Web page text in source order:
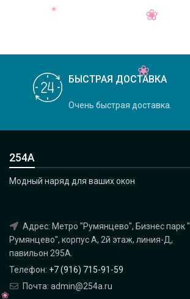
БЫСТРАЯ ДОСТАВКА
Очень быстрая доставка.
254А
Модный наряд для ваших окон
Адрес: Метро "Румянцево", Бизнес парк "
Румянцево", корпус А, 2й этаж, линия-Д,
павильон 295A.
Телефон: +7 (916) 715-91-59
Почта: admin@254a.ru